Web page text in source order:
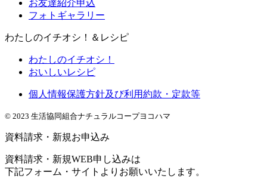
お友達紹介申込
フォトギャラリー
わたしのイチオシ！＆レシピ
わたしのイチオシ！
おいしいレシピ
個人情報保護方針及び利用約款・定款等
© 2023 生活協同組合ナチュラルコープヨコハマ
資料請求・新規お申込み
資料請求・新規WEB申し込みは
下記フォーム・サイトよりお願いいたします。